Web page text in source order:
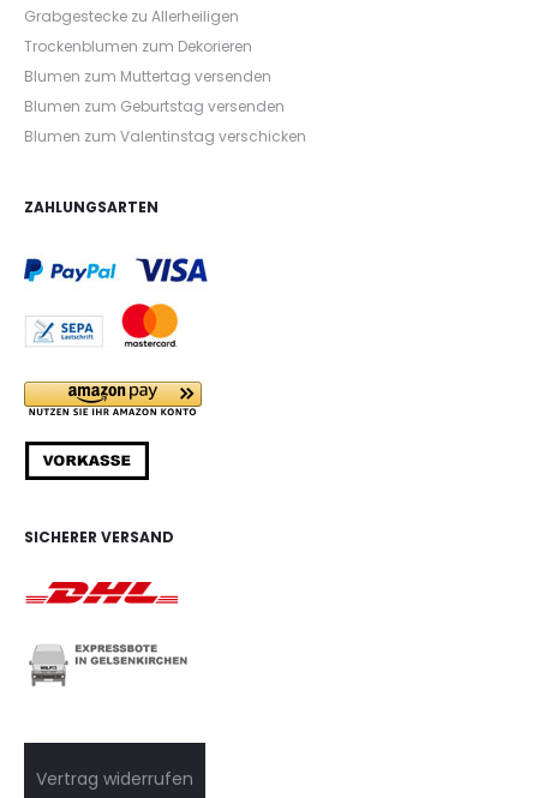
Grabgestecke zu Allerheiligen
Trockenblumen zum Dekorieren
Blumen zum Muttertag versenden
Blumen zum Geburtstag versenden
Blumen zum Valentinstag verschicken
ZAHLUNGSARTEN
SICHERER VERSAND
Vertrag widerrufen